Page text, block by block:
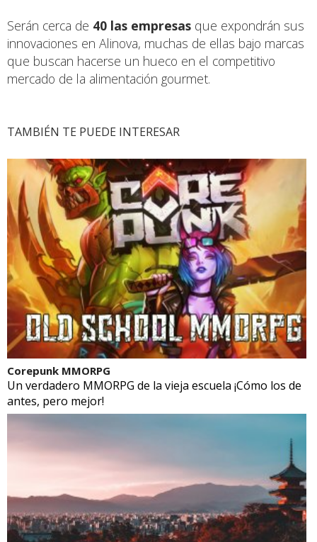
Serán cerca de 40 las empresas que expondrán sus
innovaciones en Alinova, muchas de ellas bajo marcas
que buscan hacerse un hueco en el competitivo
mercado de la alimentación gourmet.
TAMBIÉN TE PUEDE INTERESAR
Corepunk MMORPG
Un verdadero MMORPG de la vieja escuela ¡Cómo los de
antes, pero mejor!